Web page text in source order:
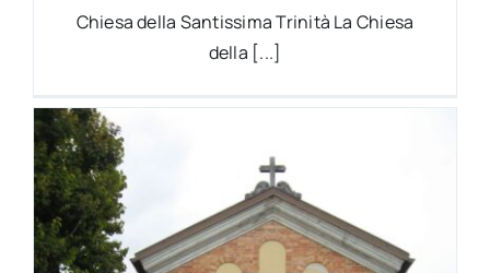
Chiesa della Santissima Trinità La Chiesa
della [...]